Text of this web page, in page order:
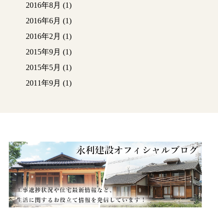
2016年8月 (1)
2016年6月 (1)
2016年2月 (1)
2015年9月 (1)
2015年5月 (1)
2011年9月 (1)